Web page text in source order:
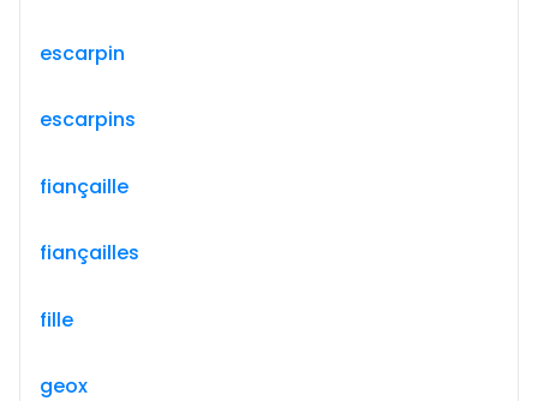
escarpin
escarpins
fiançaille
fiançailles
fille
geox